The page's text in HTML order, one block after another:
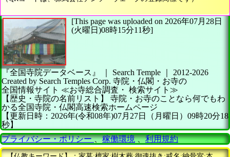
[This page was uploaded on 2026年07月28日
(火曜日)08時15分11秒]
『全国寺院データベース』 ｜ Search Temple
2012-2026
Created by Search Temples Corp. 寺院・仏閣・お寺の
全国情報サイト ≪お寺総合調査・ 検索サイト≫
【歴史・寺院の名前リスト】
寺院・お寺のことなら何でもわ
かる全国寺院・仏閣高速検索ホームページ
【更新日時：2026年(令和08年)07月27日（月曜日）09時20分18
秒】
プライバシー・ポリシー、稼働環境、利用規約